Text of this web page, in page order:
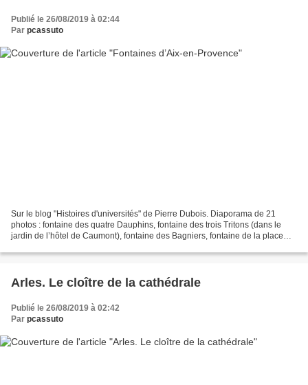
Publié le 26/08/2019 à 02:44
Par pcassuto
Sur le blog "Histoires d'universités" de Pierre Dubois. Diaporama de 21
photos : fontaine des quatre Dauphins, fontaine des trois Tritons (dans le
jardin de l’hôtel de Caumont), fontaine des Bagniers, fontaine de la place
Arles. Le cloître de la cathédrale
Publié le 26/08/2019 à 02:42
Par pcassuto